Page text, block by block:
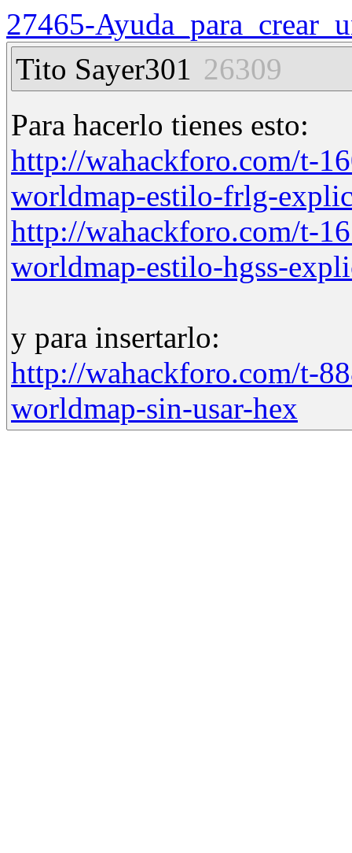
27465-
Tito Sayer301 26309
Para hacerlo tienes esto:
http://wahackforo.com/t-
worldmap-estilo-frlg-
http://wahackforo.com/t-
worldmap-estilo-hgss-
y para insertarlo:
http://wahackforo.com/t-
worldmap-sin-usar-hex